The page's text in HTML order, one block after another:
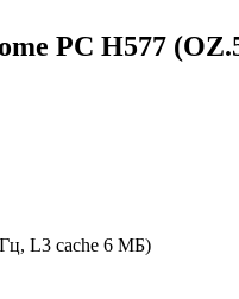
PC H577
L3 cache 6 МБ)